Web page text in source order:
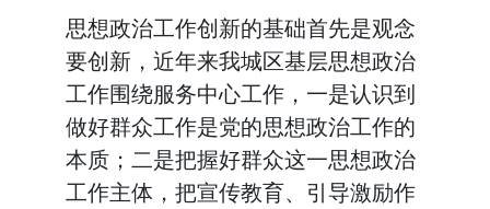
思想政治工作创新的基础首先是观念
要创新，近年来我城区基层思想政治
工作围绕服务中心工作，一是认识到
做好群众工作是党的思想政治工作的
本质；二是把握好群众这一思想政治
工作主体，把宣传教育、引导激励作